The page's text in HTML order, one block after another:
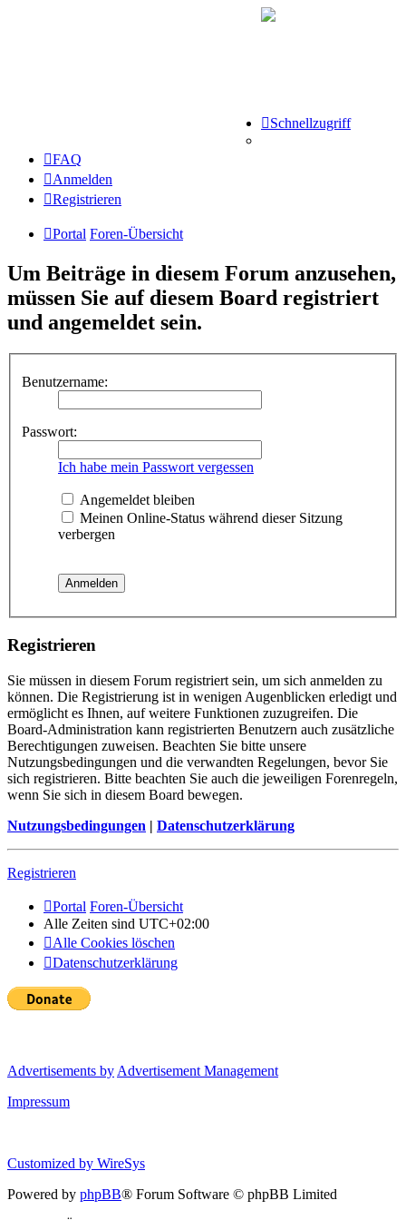
Schnellzugriff
FAQ
Anmelden
Registrieren
Portal Foren-Übersicht
Um Beiträge in diesem Forum anzusehen,
müssen Sie auf diesem Board registriert
und angemeldet sein.
Benutzername:
Passwort:
Ich habe mein Passwort vergessen
Angemeldet bleiben
Meinen Online-Status während dieser Sitzung
verbergen
Registrieren
Sie müssen in diesem Forum registriert sein, um sich anmelden zu
können. Die Registrierung ist in wenigen Augenblicken erledigt und
ermöglicht es Ihnen, auf weitere Funktionen zuzugreifen. Die
Board-Administration kann registrierten Benutzern auch zusätzliche
Berechtigungen zuweisen. Beachten Sie bitte unsere
Nutzungsbedingungen und die verwandten Regelungen, bevor Sie
sich registrieren. Bitte beachten Sie auch die jeweiligen Forenregeln,
wenn Sie sich in diesem Board bewegen.
Nutzungsbedingungen | Datenschutzerklärung
Registrieren
Portal Foren-Übersicht
Alle Zeiten sind UTC+02:00
Alle Cookies löschen
Datenschutzerklärung
Advertisements by Advertisement Management
Impressum
Customized by WireSys
Powered by phpBB® Forum Software © phpBB Limited